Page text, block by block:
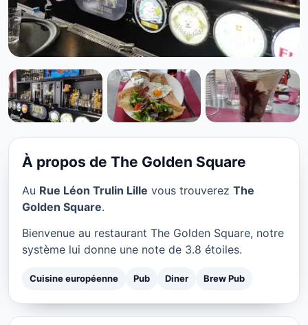
CUISINE EUROPÉENNE
The Golden Square à Lille
★ 3.8/5
À propos de The Golden Square
Au Rue Léon Trulin Lille vous trouverez The
Golden Square.
Bienvenue au restaurant The Golden Square, notre
système lui donne une note de 3.8 étoiles.
Cuisine européenne Pub Diner Brew Pub